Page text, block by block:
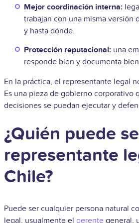
Mejor coordinación interna:
trabajan con una misma versión
y hasta dónde.
Protección reputacional: una
responde bien y documenta
En la práctica, el representante legal
Es una pieza de gobierno corporativo
decisiones se puedan ejecutar y
¿Quién puede
representante
Chile?
Puede ser cualquier persona natural
legal, usualmente el gerente general,